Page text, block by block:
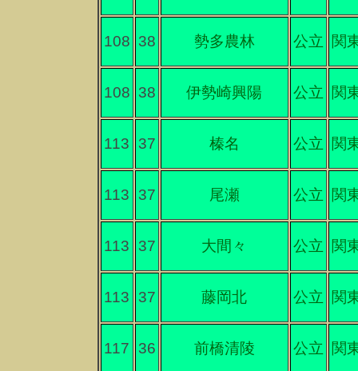
108 38 勢多農林 公立 関
108 38 伊勢崎興陽 公立 関
113 37 榛名 公立 関
113 37 尾瀬 公立 関
113 37 大間々 公立 関
113 37 藤岡北 公立 関
117 36 前橋清陵 公立 関